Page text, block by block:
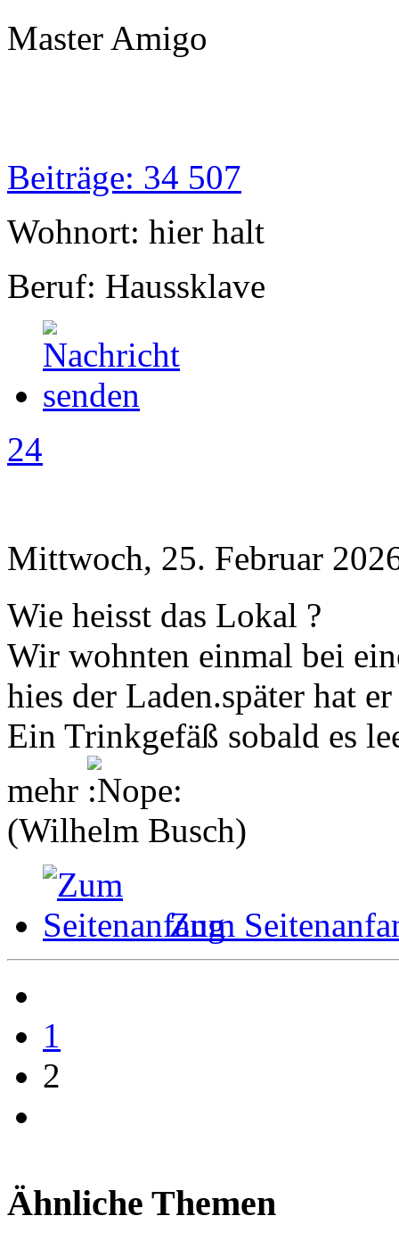
Master Amigo
Beiträge: 34 507
Wohnort: hier halt
Beruf: Haussklave
24
Mittwoch, 25. Februar
Wie heisst das Lokal ?
Wir wohnten einmal bei
hies der Laden.später hat
Ein Trinkgefäß sobald es
mehr
(Wilhelm Busch)
Zum
1
2
Ähnliche Themen